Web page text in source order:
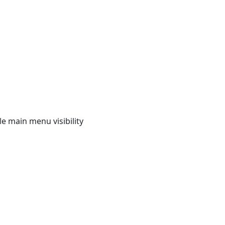
main menu visibility